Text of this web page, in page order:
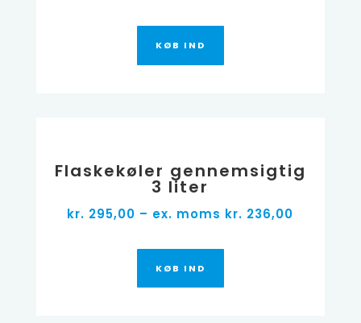
KØB IND
Flaskekøler gennemsigtig
3 liter
kr. 295,00 – ex. moms kr. 236,00
KØB IND